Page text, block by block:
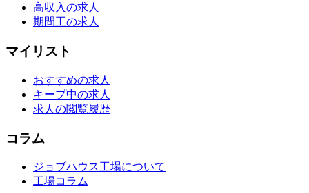
高収入の求人
期間工の求人
マイリスト
おすすめの求人
キープ中の求人
求人の閲覧履歴
コラム
ジョブハウス工場について
工場コラム